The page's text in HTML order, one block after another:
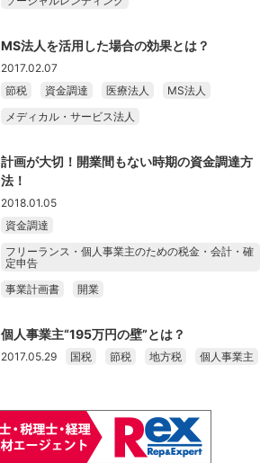
MS法人を活用した場合の効果とは？
2017.02.07
節税
資金調達 医療法人
MS法人
メディカル・サービス法人
計画が大切！開業間もない時期の資金調達方
法！
2018.01.05
資金調達
フリーランス・個人事業主のための税金・会計・確
定申告
事業計画書
開業
個人事業主“195万円の壁”とは？
2017.05.29 国税 節税 地方税 個人事業主